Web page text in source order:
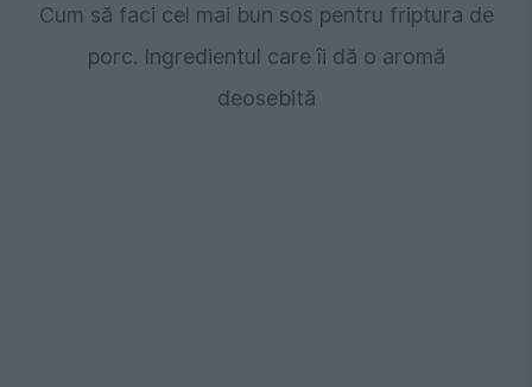
Cum să faci cel mai bun sos pentru friptura de
porc. Ingredientul care îi dă o aromă
deosebită